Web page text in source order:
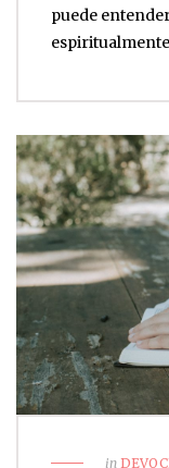
puede
in